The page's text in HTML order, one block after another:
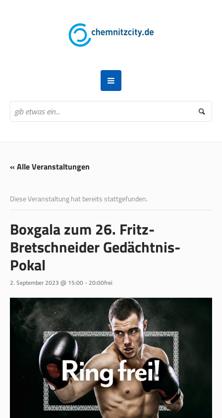
« Alle Veranstaltungen
Diese Veranstaltung hat bereits stattgefunden.
Boxgala zum 26. Fritz-
Bretschneider Gedächtnis-
Pokal
2. September 2023 @ 15:00-20:00frei